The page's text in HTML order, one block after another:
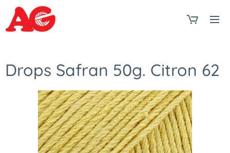
Drops Safran 50g. Citron 62